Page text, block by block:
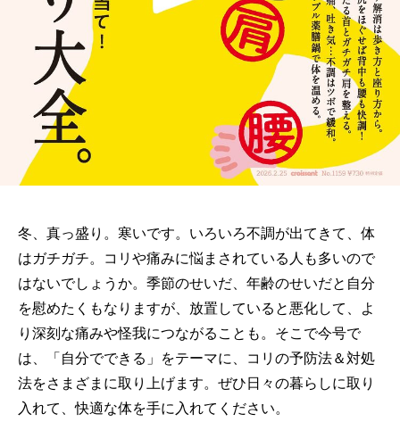
冬、真っ盛り。寒いです。いろいろ不調が出てきて、体
はガチガチ。コリや痛みに悩まされている人も多いので
はないでしょうか。季節のせいだ、年齢のせいだと自分
を慰めたくもなりますが、放置していると悪化して、よ
り深刻な痛みや怪我につながることも。そこで今号で
は、「自分でできる」をテーマに、コリの予防法＆対処
法をさまざまに取り上げます。ぜひ日々の暮らしに取り
入れて、快適な体を手に入れてください。